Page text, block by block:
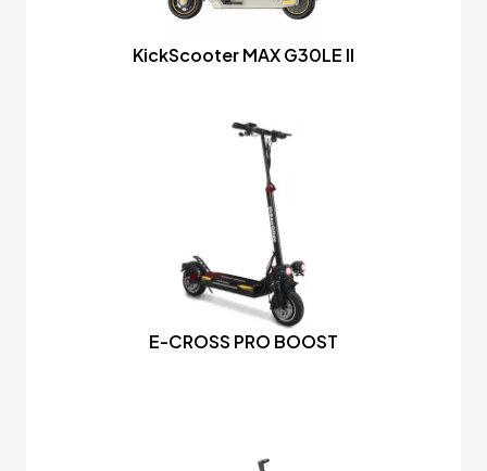
KickScooter MAX G30LE II
E-CROSS PRO BOOST